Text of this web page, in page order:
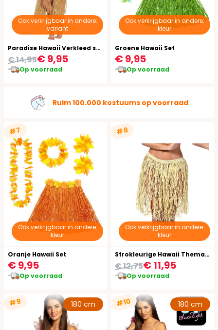
Ook verkrijgbaar in andere:
variant
Paradise Hawaii Verkleed set Dames
€ 9,95
€ 14,95
Op voorraad
Ook verkrijgbaar in andere:
kleur
Groene Hawaii Set
€ 9,95
Op voorraad
Ruim 100.000 kostuums op voorraad
#7
Ook verkrijgbaar in andere:
kleur
Oranje Hawaii Set
€ 9,95
Op voorraad
#8
Ook verkrijgbaar in andere:
kleur
Strokleurige Hawaii Thema Set
€ 11,95
€ 12,75
Op voorraad
#9 180 cm #10 180 cm